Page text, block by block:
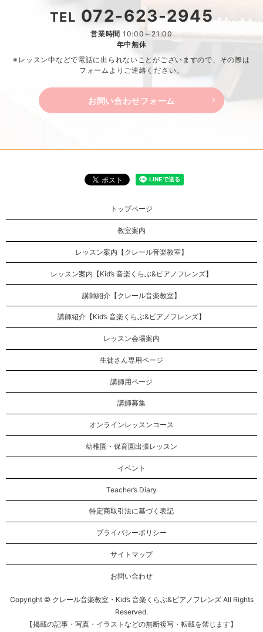
TEL 072-623-2945
営業時間 10:00～21:00
年中無休
※レッスン中などで電話に出られないことがございますので、 その際は
フォームよりご連絡ください。
お問い合わせフォーム
トップページ
教室案内
レッスン案内【クレール音楽教室】
レッスン案内【Kid’s 音楽くらぶ&ピアノフレンズ】
講師紹介【クレール音楽教室】
講師紹介【Kid’s 音楽くらぶ&ピアノフレンズ】
レッスン会場案内
生徒さん専用ページ
講師用ページ
講師募集
オンラインレッスンコース
幼稚園・保育園出張レッスン
イベント
Teacher’s Diary
特定商取引法に基づく表記
プライバシーポリシー
サイトマップ
お問い合わせ
Copyright © クレール音楽教室・Kid’s 音楽くらぶ&ピアノフレンズ All Rights
Reserved.
【掲載の記事・写真・イラストなどの無断複写・転載を禁じます】